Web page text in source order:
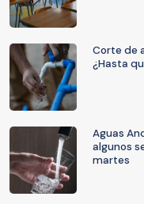
Corte de
¿Hasta
Aguas
algunos
martes